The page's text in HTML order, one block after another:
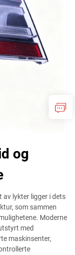
og
lykter ligger i dets
som sammen
Moderne
med
maskinsenter,